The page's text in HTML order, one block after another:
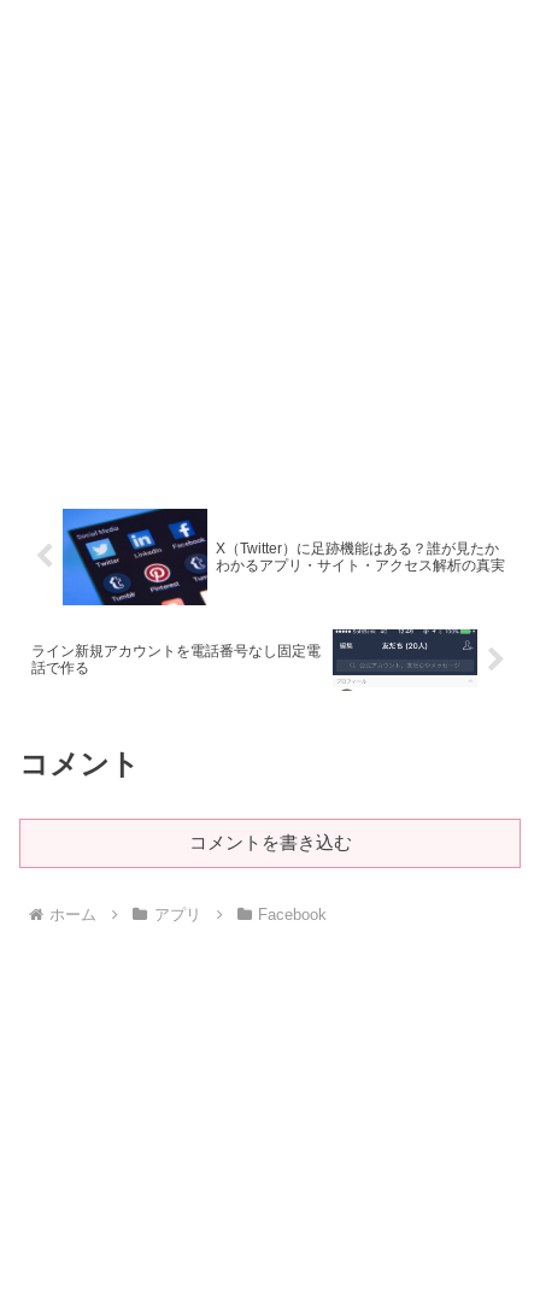
X（Twitter）に足跡機能はある？誰が見たか
わかるアプリ・サイト・アクセス解析の真実
ライン新規アカウントを電話番号なし固定電
話で作る
コメント
コメントを書き込む
ホーム アプリ Facebook